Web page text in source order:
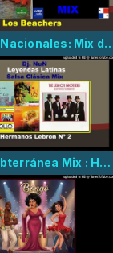
Combos Nacionales: Mix de
Salsa Subterránea Mix : Hermanos Lebron Nº 2